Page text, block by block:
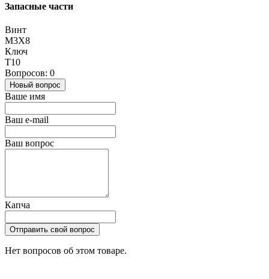
Запасные части
Винт
M3X8
Ключ
T10
Вопросов: 0
Новый вопрос
Ваше имя
Ваш e-mail
Ваш вопрос
Капча
Отправить свой вопрос
Нет вопросов об этом товаре.